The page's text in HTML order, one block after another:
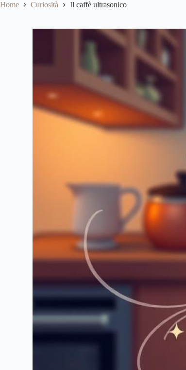
Home Curiosità Il caffè ultrasonico